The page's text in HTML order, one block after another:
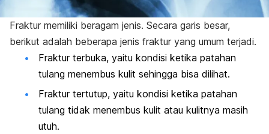
Fraktur memiliki beragam jenis. Secara garis besar,
berikut adalah beberapa jenis fraktur yang umum terjadi.
Fraktur terbuka, yaitu kondisi ketika patahan
tulang menembus kulit sehingga bisa dilihat.
Fraktur tertutup, yaitu kondisi ketika patahan
tulang tidak menembus kulit atau kulitnya masih
utuh.